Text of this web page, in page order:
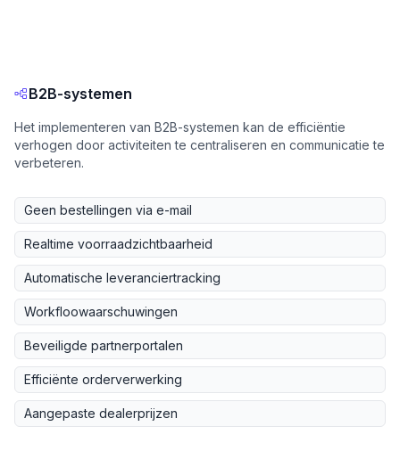
B2B-systemen
Het implementeren van B2B-systemen kan de efficiëntie
verhogen door activiteiten te centraliseren en communicatie te
verbeteren.
Geen bestellingen via e-mail
Realtime voorraadzichtbaarheid
Automatische leveranciertracking
Workfloowaarschuwingen
Beveiligde partnerportalen
Efficiënte orderverwerking
Aangepaste dealerprijzen